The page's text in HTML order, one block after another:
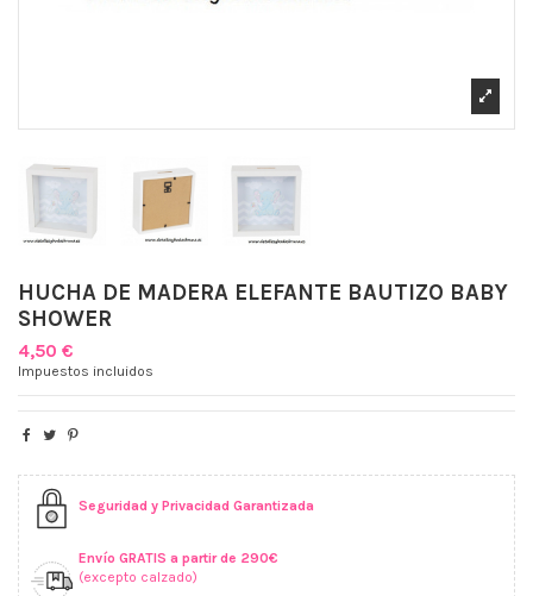
HUCHA DE MADERA ELEFANTE BAUTIZO BABY
SHOWER
4,50 €
Impuestos incluidos
Seguridad y Privacidad Garantizada
Envío GRATIS a partir de 290€
(excepto calzado)